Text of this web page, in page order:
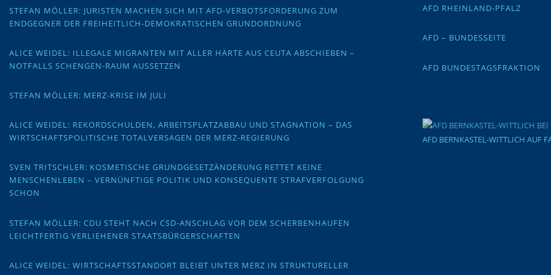
STEFAN MÖLLER: JURISTEN MACHEN SICH MIT AFD-VERBOTSFORDERUNG ZUM
ENDGEGNER DER FREIHEITLICH-DEMOKRATISCHEN GRUNDORDNUNG
ALICE WEIDEL: ILLEGALE MIGRANTEN MIT ALLER HÄRTE AUS CEUTA ABSCHIEBEN –
NOTFALLS SCHENGEN-RAUM AUSSETZEN
STEFAN MÖLLER: MERZ-KRISE IM JULI
ALICE WEIDEL: REKORDSCHULDEN, ARBEITSPLATZABBAU UND STAGNATION – DAS
WIRTSCHAFTSPOLITISCHE TOTALVERSAGEN DER MERZ-REGIERUNG
SVEN TRITSCHLER: KOSMETISCHE GRUNDGESETZÄNDERUNG RETTET KEINE
MENSCHENLEBEN – VERNÜNFTIGE POLITIK UND KONSEQUENTE STRAFVERFOLGUNG
SCHON
STEFAN MÖLLER: CDU STEHT NACH CSD-ANSCHLAG VOR DEM SCHERBENHAUFEN
LEICHTFERTIG VERLIEHENER STAATSBÜRGERSCHAFTEN
ALICE WEIDEL: WIRTSCHAFTSSTANDORT BLEIBT UNTER MERZ IN STRUKTURELLER
AFD RHEINLAND-PFALZ
AFD – BUNDESSEITE
AFD BUNDESTAGSFRAKTION
AFD BERNKASTEL-WITTLICH AUF